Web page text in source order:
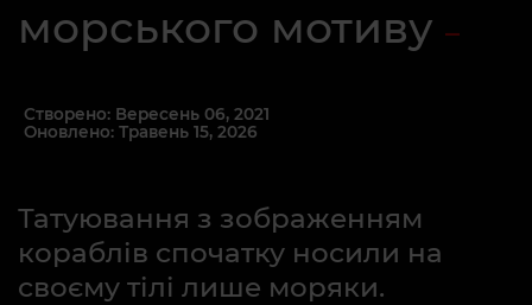
морського мотиву
Створено: Вересень 06, 2021
Оновлено: Травень 15, 2026
Татуювання з зображенням
кораблів спочатку носили на
своєму тілі лише моряки.